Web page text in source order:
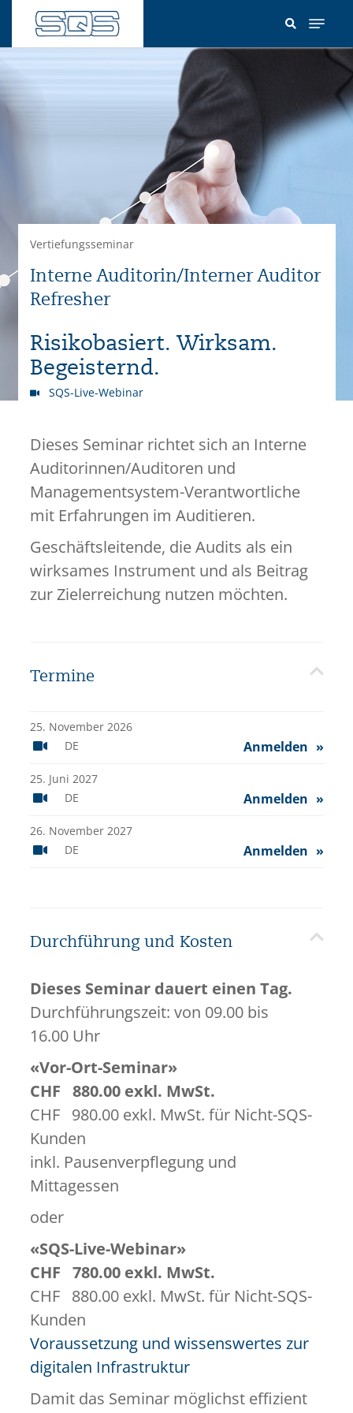
Inhalt
Vertiefungsseminar
Interne Auditorin/Interner Auditor
Refresher
Risikobasiert. Wirksam.
Begeisternd.
SQS-Live-Webinar
Dieses Seminar richtet sich an Interne
Auditorinnen/Auditoren und
Managementsystem-Verantwortliche
mit Erfahrungen im Auditieren.
Geschäftsleitende, die Audits als ein
wirksames Instrument und als Beitrag
zur Zielerreichung nutzen möchten.
Termine
25. November 2026
DE
Anmelden
25. Juni 2027
DE
Anmelden
26. November 2027
DE
Anmelden
Durchführung und Kosten
Dieses Seminar dauert einen Tag.
Durchführungszeit: von 09.00 bis
16.00 Uhr
«Vor-Ort-Seminar»
CHF 880.00 exkl. MwSt.
CHF 980.00 exkl. MwSt. für Nicht-SQS-
Kunden
inkl. Pausenverpflegung und
Mittagessen
oder
«SQS-Live-Webinar»
CHF 780.00 exkl. MwSt.
CHF 880.00 exkl. MwSt. für Nicht-SQS-
Kunden
Voraussetzung und wissenswertes zur
digitalen Infrastruktur
Damit das Seminar möglichst effizient